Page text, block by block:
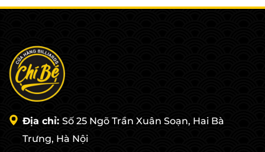
Địa chỉ: Số 25 Ngõ Trần Xuân Soạn, Hai Bà
Trưng, Hà Nội